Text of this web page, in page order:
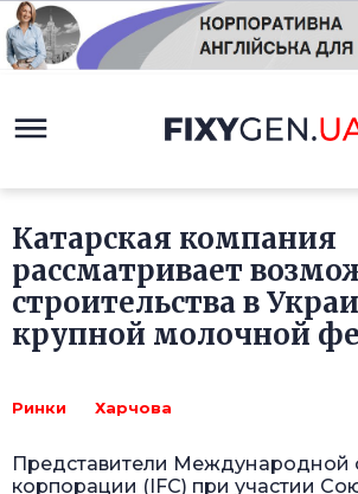
Катарская компания
рассматривает
строительства в
крупной молочной
Ринки Харчова
Представители Международной
корпорации (IFC) при участии